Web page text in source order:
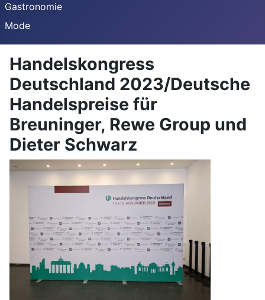
Gastronomie
Mode
Handelskongress
Deutschland 2023/Deutsche
Handelspreise für
Breuninger, Rewe Group und
Dieter Schwarz